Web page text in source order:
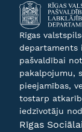
Rīgas
departaments
pašvaldībai
pakalpojumu,
pieejamības,
tostarp
iedzīvotāju
Rīgas